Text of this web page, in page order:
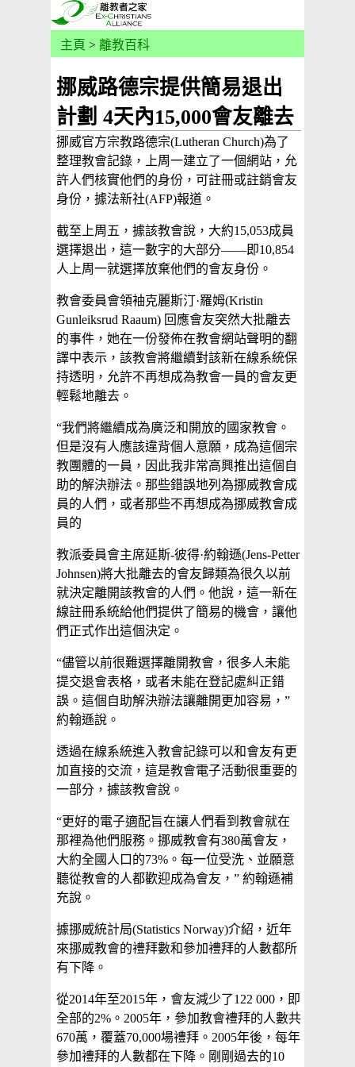
主頁 > 離教百科
挪威路德宗提供簡易退出
計劃 4天內15,000會友離去
挪威官方宗教路德宗(Lutheran Church)為了
整理教會記錄，上周一建立了一個網站，允
許人們核實他們的身份，可註冊或註銷會友
身份，據法新社(AFP)報道。
截至上周五，據該教會說，大約15,053成員
選擇退出，這一數字的大部分——即10,854
人上周一就選擇放棄他們的會友身份。
教會委員會領袖克麗斯汀·羅姆(Kristin
Gunleiksrud Raaum) 回應會友突然大批離去
的事件，她在一份發佈在教會網站聲明的翻
譯中表示，該教會將繼續對該新在線系統保
持透明，允許不再想成為教會一員的會友更
輕鬆地離去。
“我們將繼續成為廣泛和開放的國家教會。
但是沒有人應該違背個人意願，成為這個宗
教團體的一員，因此我非常高興推出這個自
助的解決辦法。那些錯誤地列為挪威教會成
員的人們，或者那些不再想成為挪威教會成
員的
教派委員會主席延斯-彼得·約翰遜(Jens-Petter
Johnsen)將大批離去的會友歸類為很久以前
就決定離開該教會的人們。他說，這一新在
線註冊系統給他們提供了簡易的機會，讓他
們正式作出這個決定。
“儘管以前很難選擇離開教會，很多人未能
提交退會表格，或者未能在登記處糾正錯
誤。這個自助解決辦法讓離開更加容易，”
約翰遜說。
透過在線系統進入教會記錄可以和會友有更
加直接的交流，這是教會電子活動很重要的
一部分，據該教會說。
“更好的電子適配旨在讓人們看到教會就在
那裡為他們服務。挪威教會有380萬會友，
大約全國人口的73%。每一位受洗、並願意
聽從教會的人都歡迎成為會友，” 約翰遜補
充說。
據挪威統計局(Statistics Norway)介紹，近年
來挪威教會的禮拜數和參加禮拜的人數都所
有下降。
從2014年至2015年，會友減少了122 000，即
全部的2%。2005年，參加教會禮拜的人數共
670萬，覆蓋70,000場禮拜。2005年後，每年
參加禮拜的人數都在下降。剛剛過去的10